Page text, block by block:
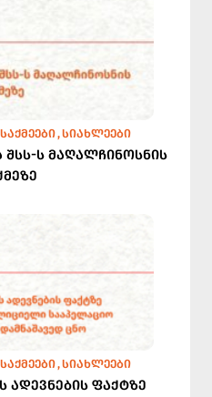
ᲡᲘᲐᲮᲚᲔᲔᲑᲘ
შსს-ს მაღალჩინოსნის
ᲡᲘᲐᲮᲚᲔᲔᲑᲘ
ფაქტზე